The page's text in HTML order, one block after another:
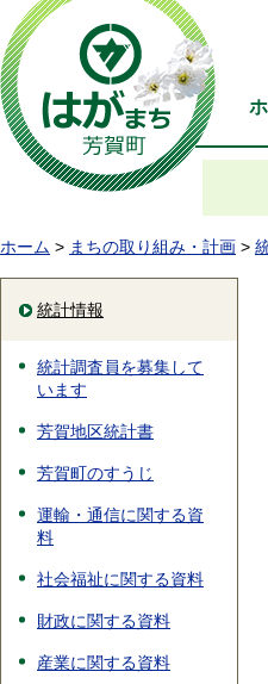
ホーム > まちの取り組み・計画 >
統計情報
統計調査員を募集して
います
芳賀地区統計書
芳賀町のすうじ
運輸・通信に関する資
料
社会福祉に関する資料
財政に関する資料
産業に関する資料